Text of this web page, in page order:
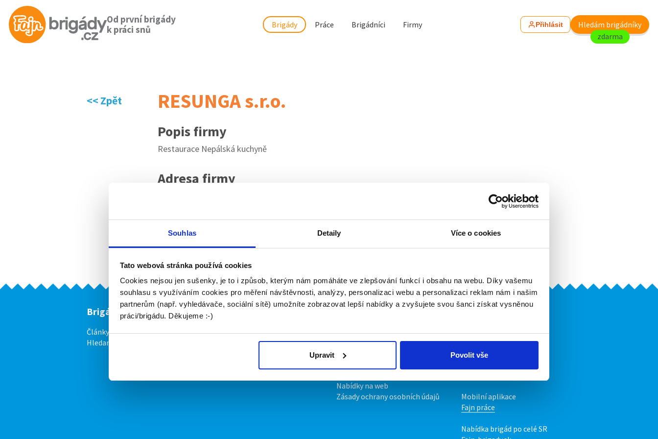
Souhlas Detaily Více o cookies
Tato webová stránka používá cookies
Cookies nejsou jen sušenky, je to i způsob, kterým nám pomáháte ve zlepšování funkcí i obsahu na webu. Díky vašemu
souhlasu s využíváním cookies pro měření návštěvnosti, analýzy, personalizaci webu a personalizaci reklam nám i našim
partnerům (např. vyhledávače, sociální sítě) umožníte zobrazovat lepší nabídky a zvyšujete svou šanci získat vysněnou
práci/brigádu. Děkujeme :-)
Upravit Povolit vše
Od první brigády
k práci snů
Brigády Práce Brigádníci Firmy Přihlásit
Hledám brigádníky
zdarma
<< Zpět RESUNGA s.r.o.
Popis firmy
Restaurace Nepálská kuchyně
Adresa firmy
Aktuální brigády
Firma nyní nemá žádné volné pozice. Zkuste to prosím znovu za pár dní.
Brigádníci
Články
Hledané brigády
Firmy
Vložit inzerát
O portálu
Kontakt
O nás
Podmínky
Nabídky na web
Zásady ochrany osobních údajů
Naše další projekty
Mobilní aplikace
Fajn brigády
Mobilní aplikace
Fajn práce
Nabídka brigád po celé SR